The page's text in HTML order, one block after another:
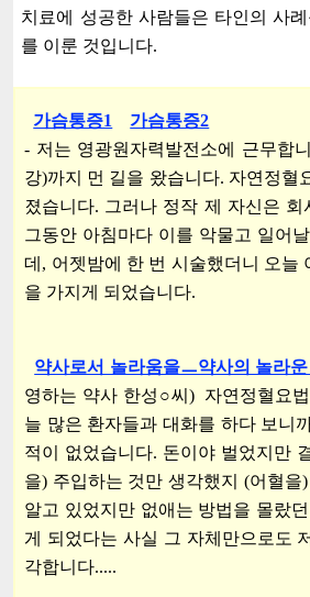
치료에 성공한 사람들은 타인의 사
를 이룬 것입니다.
가슴통증1
가슴통증2
- 저는 영광원자력발전소에 근무합
강)까지 먼 길을 왔습니다. 자연정혈
졌습니다. 그러나 정작 제 자신은
그동안 아침마다 이를 악물고 일어
데, 어젯밤에 한 번 시술했더니 오늘
을 가지게 되었습니다.
약사로서 놀라움을ㅡ약사의 놀라운
영하는 약사 한성○씨) 자연정혈요
늘 많은 환자들과 대화를 하다 보니
적이 없었습니다. 돈이야 벌었지만
을) 주입하는 것만 생각했지 (어혈
알고 있었지만 없애는 방법을 몰랐
게 되었다는 사실 그 자체만으로도
각합니다.....